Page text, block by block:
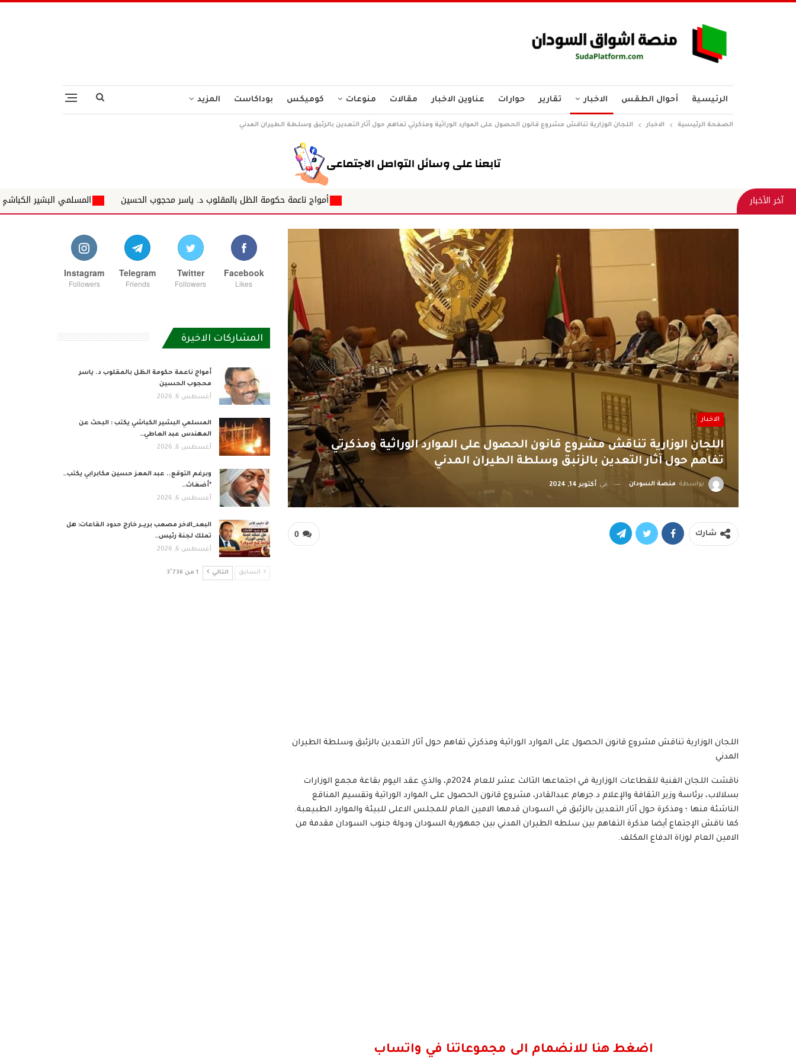
الرئيسية أحوال الطقس الاخبار تقارير حوارات عناوين الاخبار مقالات منوعات كوميكس بوداكاست المزيد
الصفحة الرئيسية الاخبار اللجان الوزارية تناقش مشروع قانون الحصول على الموارد الوراثية ومذكرتي تفاهم حول آثار التعدين بالزئبق وسلطة الطيران المدني
آخر الأخبار أمواج ناعمة حكومة الظل بالمقلوب د. ياسر محجوب الحسين المسلمي البشير الكباشي يكتب : البحث
الاخبار
اللجان الوزارية تناقش مشروع قانون الحصول على الموارد الوراثية ومذكرتي
تفاهم حول آثار التعدين بالزئبق وسلطة الطيران المدني
بواسطة منصة السودان في أكتوبر 14, 2024
0 شارك
اللجان الوزارية تناقش مشروع قانون الحصول على الموارد الوراثية ومذكرتي تفاهم حول آثار التعدين بالزئبق وسلطة الطيران
المدني
ناقشت اللجان الفنية للقطاعات الوزارية في اجتماعها الثالث عشر للعام 2024م، والذي عقد اليوم بقاعة مجمع الوزارات
بسلالاب، برئاسة وزير الثقافة والإعلام د.جرهام عبدالقادر، مشروع قانون الحصول على الموارد الوراثية وتقسيم المناقع
الناشئة منها ؛ ومذكرة حول آثار التعدين بالزئبق في السودان قدمها الامين العام للمجلس الاعلى للبيئة والموارد الطبيعبة.
كما ناقش الإجتماع أيضا مذكرة التفاهم بين سلطه الطيران المدني بين جمهورية السودان ودولة جنوب السودان مقدمة من
الامين العام لوزاة الدفاع المكلف.
اضغط هنا للانضمام الى مجموعاتنا في واتساب
Facebook
Likes
Twitter
Followers
Telegram
Friends
Instagram
Followers
المشاركات الاخيرة
أمواج ناعمة حكومة الظل بالمقلوب د. ياسر
محجوب الحسين
أغسطس 6, 2026
المسلمي البشير الكباشي يكتب : البحث عن
المهندس عبد العاطي…
أغسطس 6, 2026
وبرغم التوقع.. عبد المعز حسين مكابرابي يكتب…
*أضغاث…
أغسطس 6, 2026
البعد_الاخر مصعب بريــر خارج حدود القاعات: هل
تملك لجنة رئيس…
أغسطس 6, 2026
السابق التالي 1 من 3٬736